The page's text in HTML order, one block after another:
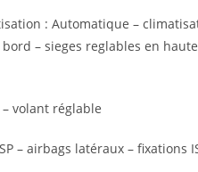
: Automatique –
– sieges reglables en
– volant réglable
– airbags latéraux – fixations